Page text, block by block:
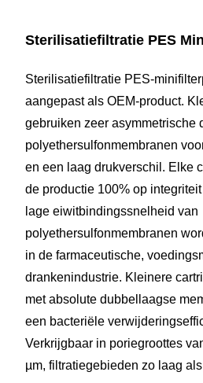
Sterilisatiefiltratie PES
Sterilisatiefiltratie PES-
aangepast als OEM-product.
gebruiken zeer asymmetrische
polyethersulfonmembranen
en een laag drukverschil. Elke
de productie 100% op
lage eiwitbindingssnelheid van
polyethersulfonmembranen
in de farmaceutische,
drankenindustrie. Kleinere
met absolute dubbellaagse
een bacteriële
Verkrijgbaar in poriegroottes
µm, filtratiegebieden zo laag